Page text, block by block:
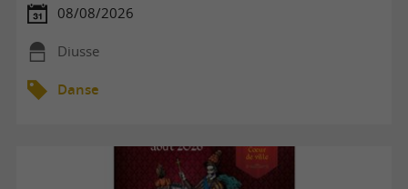
08/08/2026
Diusse
Danse